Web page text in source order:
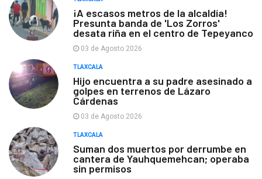
¡A escasos metros de la alcaldía!
Presunta banda de 'Los Zorros'
desata riña en el centro de Tepeyanco
03 de Agosto 2026
TLAXCALA
Hijo encuentra a su padre asesinado a
golpes en terrenos de Lázaro
Cárdenas
03 de Agosto 2026
TLAXCALA
Suman dos muertos por derrumbe en
cantera de Yauhquemehcan; operaba
sin permisos